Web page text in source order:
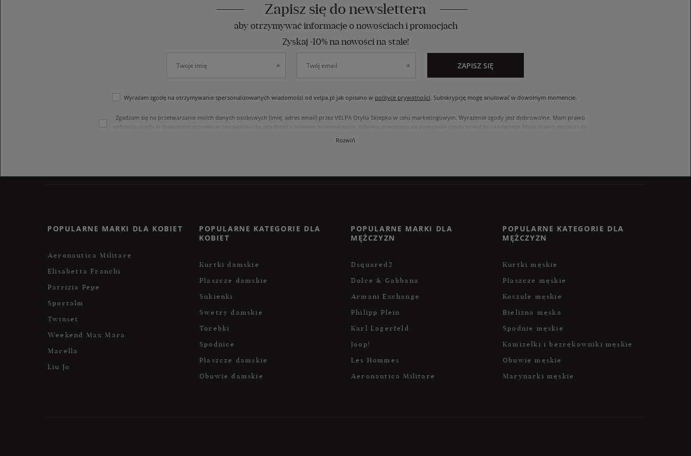
Zapisz się do newslettera
aby otrzymywać informacje o nowościach i promocjach
Zyskaj -10% na nowości na stałe!
Wyrażam zgodę na otrzymywanie spersonalizowanych wiadomości od velpa.pl jak opisano w polityce prywatności. Subskrypcję mogę anulować w dowolnym momencie.
Zgadzam się na przetwarzanie moich danych osobowych (imię, adres email) przez VELPA Otylia Skiepko w celu marketingowym. Wyrażenie zgody jest dobrowolne. Mam prawo
cofnięcia zgody w dowolnym momencie bez wpływu na zgodność z prawem przetwarzania, którego dokonano na podstawie zgody przed jej cofnięciem. Mam prawo dostępu do
treści swoich danych i ich sprostowania, usunięcia, ograniczenia przetwarzania, oraz prawo do przenoszenia danych na zasadach zawartych w polityce prywatności sklepu
Rozwiń
ZAPISZ SIĘ
POPULARNE MARKI DLA KOBIET
Aeronautica Militare
Elisabetta Franchi
Patrizia Pepe
Sportalm
Twinset
Weekend Max Mara
Marella
Liu Jo
POPULARNE KATEGORIE DLA
KOBIET
Kurtki damskie
Płaszcze damskie
Sukienki
Swetry damskie
Torebki
Spódnice
Płaszcze damskie
Obuwie damskie
POPULARNE MARKI DLA
MĘŻCZYZN
Dsquared2
Dolce & Gabbana
Armani Exchange
Philipp Plein
Karl Lagerfeld
Joop!
Les Hommes
Aeronautica Militare
POPULARNE KATEGORIE DLA
MĘŻCZYZN
Kurtki męskie
Płaszcze męskie
Koszule męskie
Bielizna męska
Spodnie męskie
Kamizelki i bezrękawniki męskie
Obuwie męskie
Marynarki męskie